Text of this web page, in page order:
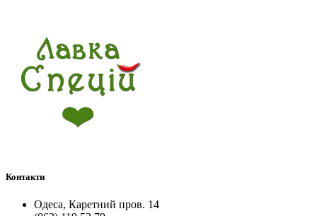
Контакти
Одеса, Каретний пров. 14